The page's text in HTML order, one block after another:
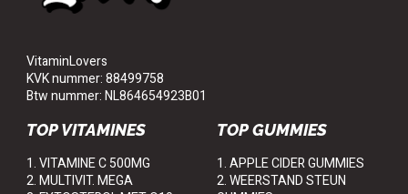
VitaminLovers
KVK nummer: 88499758
Btw nummer: NL864654923B01
TOP VITAMINES
1. VITAMINE C 500MG
2. MULTIVIT. MEGA
TOP GUMMIES
1. APPLE CIDER GUMMIES
2. WEERSTAND STEUN